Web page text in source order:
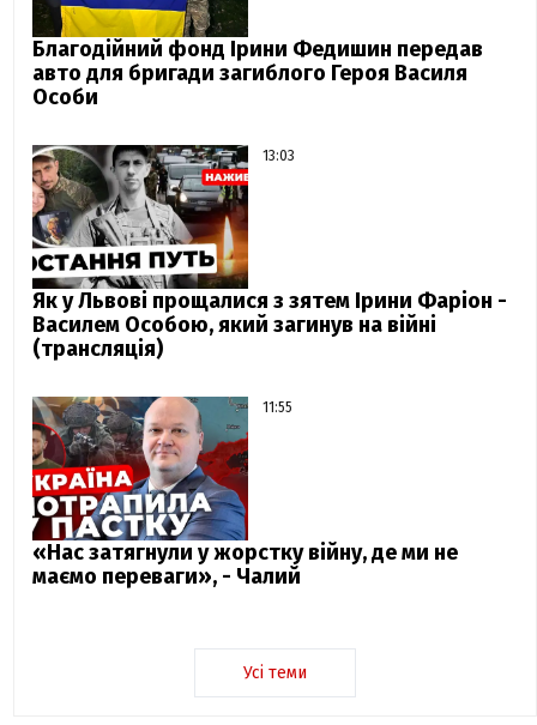
Благодійний фонд Ірини Федишин передав
авто для бригади загиблого Героя Василя
Особи
13:03
Як у Львові прощалися з зятем Ірини Фаріон -
Василем Особою, який загинув на війні
(трансляція)
11:55
«Нас затягнули у жорстку війну, де ми не
маємо переваги», - Чалий
Усі теми